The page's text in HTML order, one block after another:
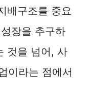
배구조를 중요
장을 추구하
것을 넘어, 사
이라는 점에서